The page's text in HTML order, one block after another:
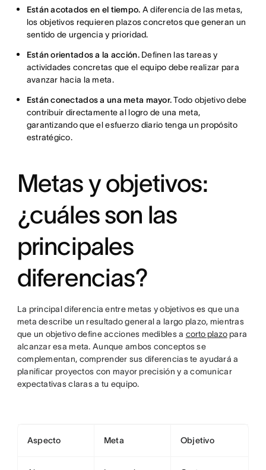
Están acotados en el tiempo. A diferencia de las metas,
los objetivos requieren plazos concretos que generan un
sentido de urgencia y prioridad.
Están orientados a la acción.Definen las tareas y
actividades concretas que el equipo debe realizar para
avanzar hacia la meta.
Están conectados a una meta mayor.Todo objetivo debe
contribuir directamente al logro de una meta,
garantizando que el esfuerzo diario tenga un propósito
estratégico.
Metas y objetivos:
¿cuáles son las
principales
diferencias?
La principal diferencia entre metas y objetivos es que una
meta describe un resultado general a largo plazo, mientras
que un objetivo define acciones medibles a corto plazopara
alcanzar esa meta. Aunque ambos conceptos se
complementan, comprender sus diferencias te ayudará a
planificar proyectos con mayor precisión y a comunicar
expectativas claras a tu equipo.
Aspecto Meta Objetivo